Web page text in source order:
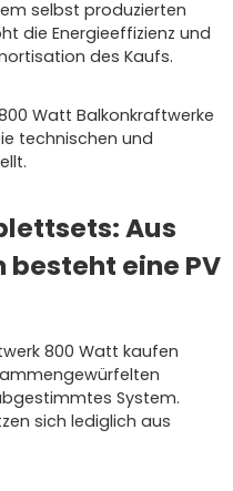
selbst produzierten
die Energieeffizienz und
des Kaufs.
Watt Balkonkraftwerke
technischen und
Aus
eine PV
800 Watt kaufen
System.
sich lediglich aus